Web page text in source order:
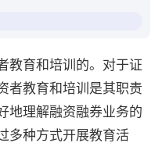
教育和培训的。对于证
者教育和培训是其职责
地理解融资融券业务的
多种方式开展教育活